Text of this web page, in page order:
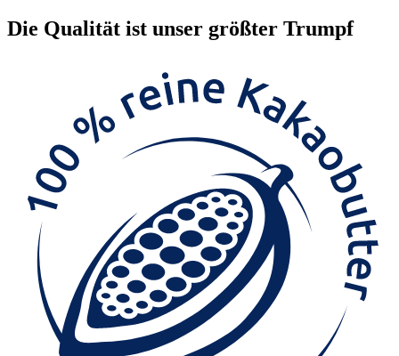
Die Qualität ist unser größter Trumpf